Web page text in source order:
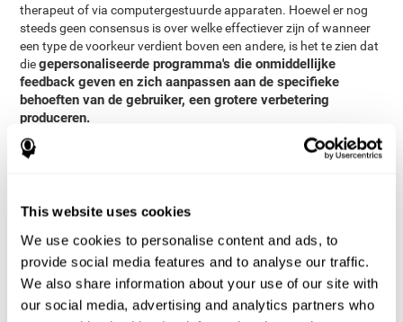
This website uses cookies
We use cookies to personalise content and ads, to
provide social media features and to analyse our traffic.
We also share information about your use of our site with
our social media, advertising and analytics partners who
therapeut of via computergestuurde apparaten. Hoewel er nog
steeds geen consensus is over welke effectiever zijn of wanneer
een type de voorkeur verdient boven een andere, is het te zien dat
diegepersonaliseerde programma's die onmiddellijke
feedback geven en zich aanpassen aan de specifieke
behoeften van de gebruiker, een grotere verbetering
produceren.
Daarom is het doel van deze studie om te weten of de voordelen
van gepersonaliseerde computergestuurde cognitieve training
Methodologie
Deelnemers
volwassenen boven de leeftijd van 50
afdeling van het departement van neurologie van de Sourasky